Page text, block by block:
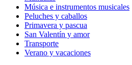
Música e instrumentos musicales
Peluches y caballos
Primavera y pascua
San Valentín y amor
Transporte
Verano y vacaciones